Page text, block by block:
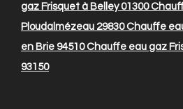
gaz Frisquet à Belley 01300
Ploudalmézeau 29830Chauffe
en Brie 94510Chauffe eau gaz
93150